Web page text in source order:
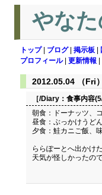
やな
トップ| ブログ| 掲示板
プロフィール| 更新情報
2012.05.04 （Fri）
［/Diary： 食事内容
朝食：ドーナッツ、
昼食：ぶっかけうど
夕食：鮭カニご飯、
ららぽーとへ出かけ
天気が怪しかったの